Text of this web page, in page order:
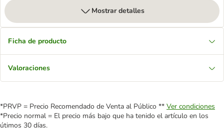
Mostrar detalles
Ficha de producto
Valoraciones
*PRVP = Precio Recomendado de Venta al Público ** Ver condiciones
*Precio normal = El precio más bajo que ha tenido el artículo en los
útimos 30 días.